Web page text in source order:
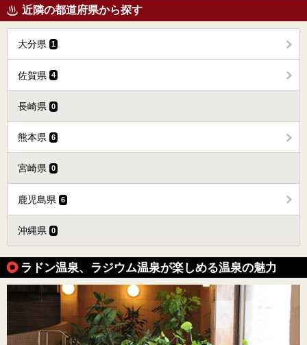
近隣の都道府県から探す
大分県 1
佐賀県 4
長崎県 0
熊本県 6
宮崎県 0
鹿児島県 6
沖縄県 0
ラドン温泉、ラジウム温泉が楽しめる温泉の魅力